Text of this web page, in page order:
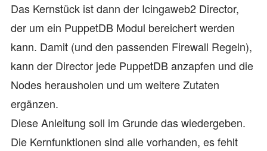
Das Kernstück ist dann der Icingaweb2 Director,
der um ein PuppetDB Modul bereichert werden
kann. Damit (und den passenden Firewall Regeln),
kann der Director jede PuppetDB anzapfen und die
Nodes herausholen und um weitere Zutaten
ergänzen.
Diese Anleitung soll im Grunde das wiedergeben.
Die Kernfunktionen sind alle vorhanden, es fehlt